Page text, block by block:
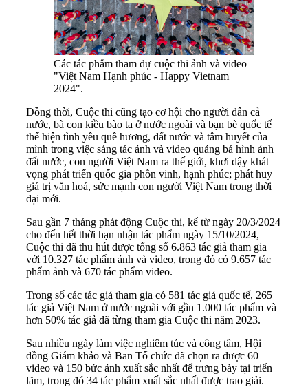
Các tác phẩm tham dự cuộc thi ảnh và video
"Việt Nam Hạnh phúc - Happy Vietnam
2024".
Đồng thời, Cuộc thi cũng tạo cơ hội cho người dân cả
nước, bà con kiều bào ta ở nước ngoài và bạn bè quốc tế
thể hiện tình yêu quê hương, đất nước và tâm huyết của
mình trong việc sáng tác ảnh và video quảng bá hình ảnh
đất nước, con người Việt Nam ra thế giới, khơi dậy khát
vọng phát triển quốc gia phồn vinh, hạnh phúc; phát huy
giá trị văn hoá, sức mạnh con người Việt Nam trong thời
đại mới.
Sau gần 7 tháng phát động Cuộc thi, kể từ ngày 20/3/2024
cho đến hết thời hạn nhận tác phẩm ngày 15/10/2024,
Cuộc thi đã thu hút được tổng số 6.863 tác giả tham gia
với 10.327 tác phẩm ảnh và video, trong đó có 9.657 tác
phẩm ảnh và 670 tác phẩm video.
Trong số các tác giả tham gia có 581 tác giả quốc tế, 265
tác giả Việt Nam ở nước ngoài với gần 1.000 tác phẩm và
hơn 50% tác giả đã từng tham gia Cuộc thi năm 2023.
Sau nhiều ngày làm việc nghiêm túc và công tâm, Hội
đồng Giám khảo và Ban Tổ chức đã chọn ra được 60
video và 150 bức ảnh xuất sắc nhất để trưng bày tại triển
lãm, trong đó 34 tác phẩm xuất sắc nhất được trao giải.